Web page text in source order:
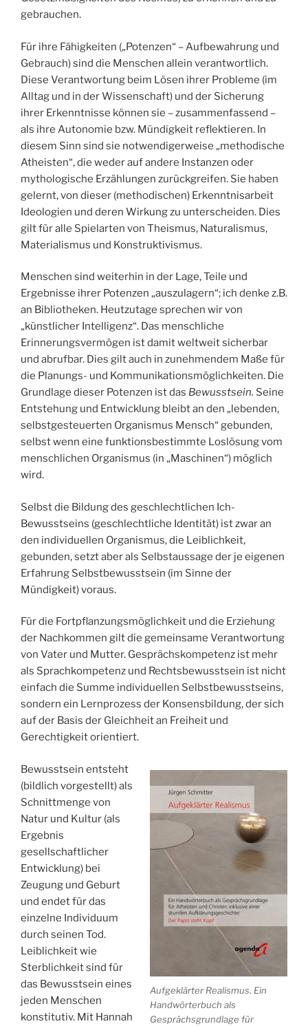
gebrauchen.
Für ihre Fähigkeiten („Potenzen“ – Aufbewahrung und
Gebrauch) sind die Menschen allein verantwortlich.
Diese Verantwortung beim Lösen ihrer Probleme (im
Alltag und in der Wissenschaft) und der Sicherung
ihrer Erkenntnisse können sie – zusammenfassend –
als ihre Autonomie bzw. Mündigkeit reflektieren. In
diesem Sinn sind sie notwendigerweise „methodische
Atheisten“, die weder auf andere Instanzen oder
mythologische Erzählungen zurückgreifen. Sie haben
gelernt, von dieser (methodischen) Erkenntnisarbeit
Ideologien und deren Wirkung zu unterscheiden. Dies
gilt für alle Spielarten von Theismus, Naturalismus,
Materialismus und Konstruktivismus.
Menschen sind weiterhin in der Lage, Teile und
Ergebnisse ihrer Potenzen „auszulagern“; ich denke z.B.
an Bibliotheken. Heutzutage sprechen wir von
„künstlicher Intelligenz“. Das menschliche
Erinnerungsvermögen ist damit weltweit sicherbar
und abrufbar. Dies gilt auch in zunehmendem Maße für
die Planungs- und Kommunikationsmöglichkeiten. Die
Grundlage dieser Potenzen ist das Bewusstsein. Seine
Entstehung und Entwicklung bleibt an den „lebenden,
selbstgesteuerten Organismus Mensch“ gebunden,
selbst wenn eine funktionsbestimmte Loslösung vom
menschlichen Organismus (in „Maschinen“) möglich
wird.
Selbst die Bildung des geschlechtlichen Ich-
Bewusstseins (geschlechtliche Identität) ist zwar an
den individuellen Organismus, die Leiblichkeit,
gebunden, setzt aber als Selbstaussage der je eigenen
Erfahrung Selbstbewusstsein (im Sinne der
Mündigkeit) voraus.
Für die Fortpflanzungsmöglichkeit und die Erziehung
der Nachkommen gilt die gemeinsame Verantwortung
von Vater und Mutter. Gesprächskompetenz ist mehr
als Sprachkompetenz und Rechtsbewusstsein ist nicht
einfach die Summe individuellen Selbstbewusstseins,
sondern ein Lernprozess der Konsensbildung, der sich
auf der Basis der Gleichheit an Freiheit und
Gerechtigkeit orientiert.
Aufgeklärter Realismus. Ein
Handwörterbuch als
Gesprächsgrundlage für
Bewusstsein entsteht
(bildlich vorgestellt) als
Schnittmenge von
Natur und Kultur (als
Ergebnis
gesellschaftlicher
Entwicklung) bei
Zeugung und Geburt
und endet für das
einzelne Individuum
durch seinen Tod.
Leiblichkeit wie
Sterblichkeit sind für
das Bewusstsein eines
jeden Menschen
konstitutiv. Mit Hannah